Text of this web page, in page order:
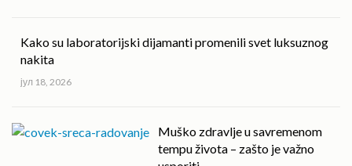
Kako su laboratorijski dijamanti promenili svet luksuznog
nakita
јул 18, 2026
Muško zdravlje u savremenom
tempu života – zašto je važno